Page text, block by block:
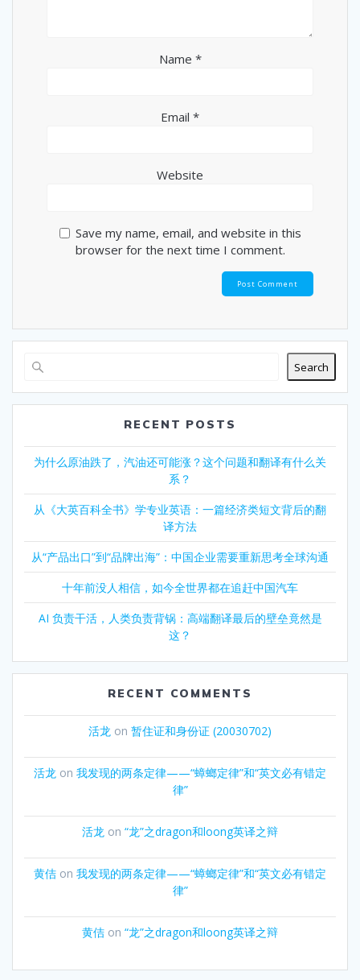
Name *
Email *
Website
Save my name, email, and website in this
browser for the next time I comment.
Search
RECENT POSTS
为什么原油跌了，汽油还可能涨？这个问题和翻译有什么关
系？
从《大英百科全书》学专业英语：一篇经济类短文背后的翻
译方法
从“产品出口”到“品牌出海”：中国企业需要重新思考全球沟通
十年前没人相信，如今全世界都在追赶中国汽车
AI 负责干活，人类负责背锅：高端翻译最后的壁垒竟然是
这？
RECENT COMMENTS
活龙 on 暂住证和身份证 (20030702)
活龙 on 我发现的两条定律——“蟑螂定律”和“英文必有错定
律”
活龙 on “龙”之dragon和loong英译之辩
黄佶 on 我发现的两条定律——“蟑螂定律”和“英文必有错定
律”
黄佶 on “龙”之dragon和loong英译之辩